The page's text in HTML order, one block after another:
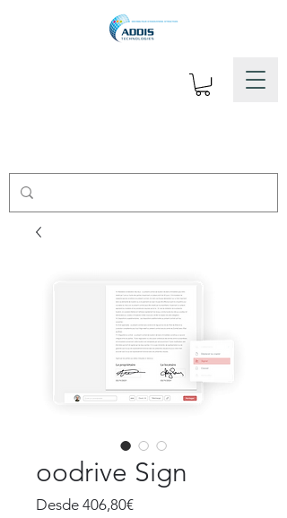
oodrive Sign
Desde 406,80€Precio